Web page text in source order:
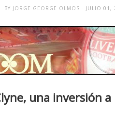
BY JORGE-GEORGE OLMOS - JULIO 01,
una inversión a